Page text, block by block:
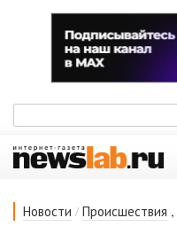
Новости / Происшествия ,